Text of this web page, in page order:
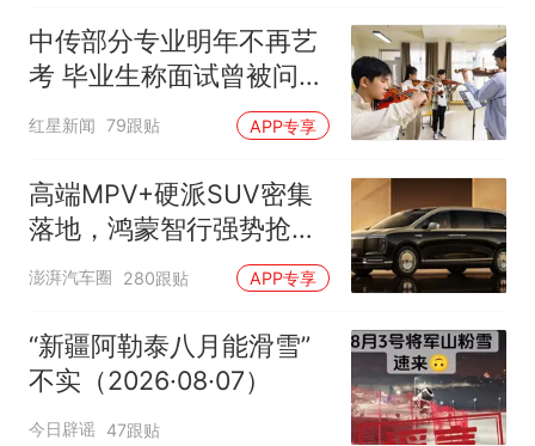
中传部分专业明年不再艺
考 毕业生称面试曾被问
“如何策划晚会” 专家：遏
红星新闻 79跟贴 APP专享
高端MPV+硬派SUV密集
落地，鸿蒙智行强势抢占
自主高端市场制高点
澎湃汽车圈 280跟贴 APP专享
“新疆阿勒泰八月能滑雪”
不实（2026·08·07）
今日辟谣 47跟贴